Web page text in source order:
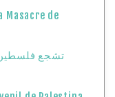
Masacre de
تشجع